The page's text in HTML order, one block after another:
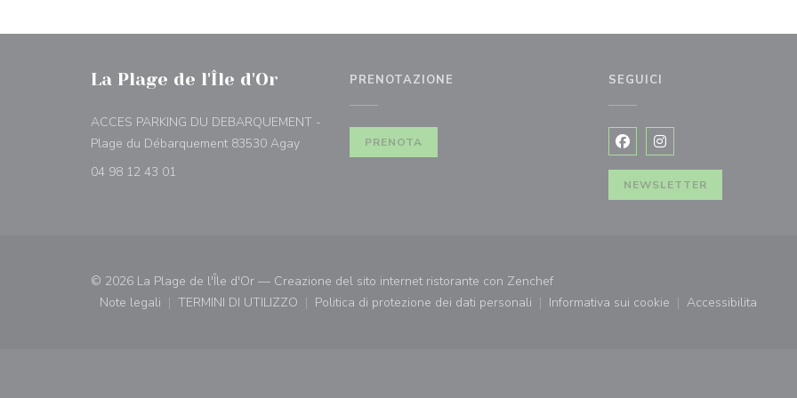
La Plage de l'Île d'Or
ACCES PARKING DU DEBARQUEMENT -
Plage du Débarquement 83530 Agay((apre una nuova finestra))
04 98 12 43 01
PRENOTAZIONE
PRENOTA
SEGUICI
Facebook ((apre una nuova
Instagram ((apre una
NEWSLETTER
© 2026 La Plage de l'Île d'Or — Creazione del sito internet ristorante con Zenchef((apre una nuova finestra))
Note legali
((apre una nuova finestra))
TERMINI DI UTILIZZO
((apre una nuova finestra))
Politica di protezione dei dati personali
((apre una nuova finestra))
Informativa sui cookie
((apre una nuova finestra))
Accessibilita
((apre una